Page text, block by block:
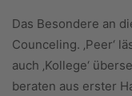
Das Besondere an
Counceling. ‚Peer‘
auch ‚Kollege‘
beraten aus erster